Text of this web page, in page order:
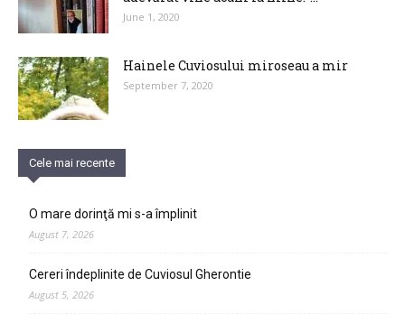
June 1, 2020
Hainele Cuviosului miroseau a mir
September 7, 2020
Cele mai recente
O mare dorinţă mi s-a împlinit
August 7, 2026
Cereri îndeplinite de Cuviosul Gherontie
August 5, 2026